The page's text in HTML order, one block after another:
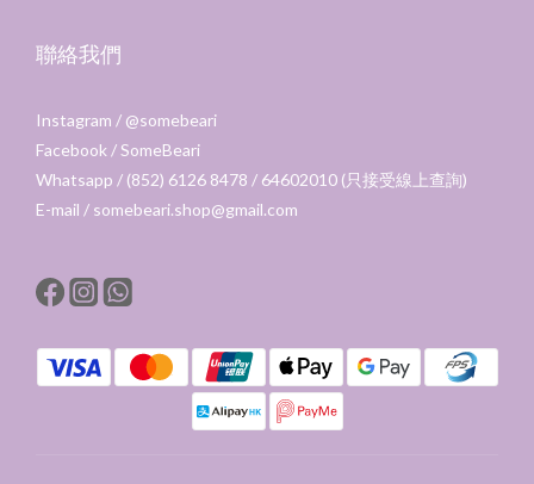
聯絡我們
Instagram / @somebeari
Facebook /SomeBeari
Whatsapp / (852) 6126 8478 / 64602010 (只接受線上查詢)
E-mail / somebeari.shop@gmail.com